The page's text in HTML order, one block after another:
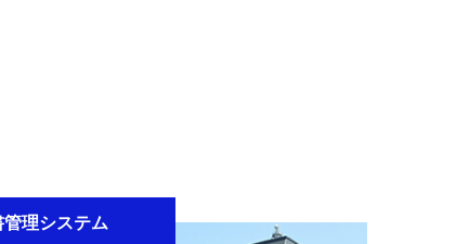
管理システム